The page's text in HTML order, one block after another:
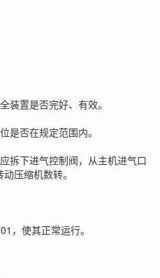
置是否完好、有效。
否在规定范围内。
下进气控制阀，从主机进气口
压缩机数转。
使其正常运行。